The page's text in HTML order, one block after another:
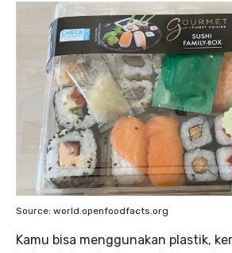
Source: world.openfoodfacts.org
Kamu bisa menggunakan plastik,